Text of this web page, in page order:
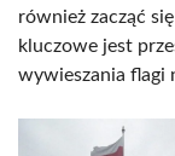
również zacząć
kluczowe jest
wywieszania flagi